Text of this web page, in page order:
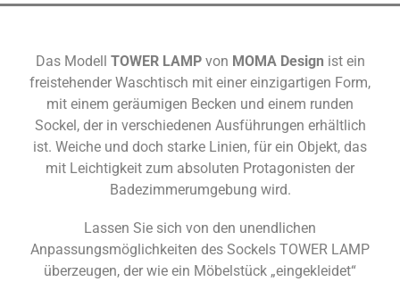
Das Modell TOWER LAMPvon MOMA Design ist ein
freistehender Waschtisch mit einer einzigartigen Form,
mit einem geräumigen Becken und einem runden
Sockel, der in verschiedenen Ausführungen erhältlich
ist. Weiche und doch starke Linien, für ein Objekt, das
mit Leichtigkeit zum absoluten Protagonisten der
Badezimmerumgebung wird.
Lassen Sie sich von den unendlichen
Anpassungsmöglichkeiten des Sockels TOWER LAMP
überzeugen, der wie ein Möbelstück „eingekleidet“